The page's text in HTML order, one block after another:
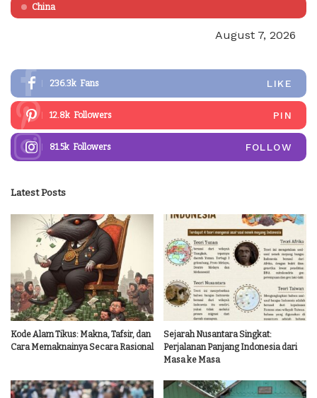
China
August 7, 2026
236.3k Fans LIKE
12.8k Followers PIN
81.5k Followers FOLLOW
Latest Posts
Kode Alam Tikus: Makna, Tafsir, dan
Cara Memaknainya Secara Rasional
Sejarah Nusantara Singkat:
Perjalanan Panjang Indonesia dari
Masa ke Masa